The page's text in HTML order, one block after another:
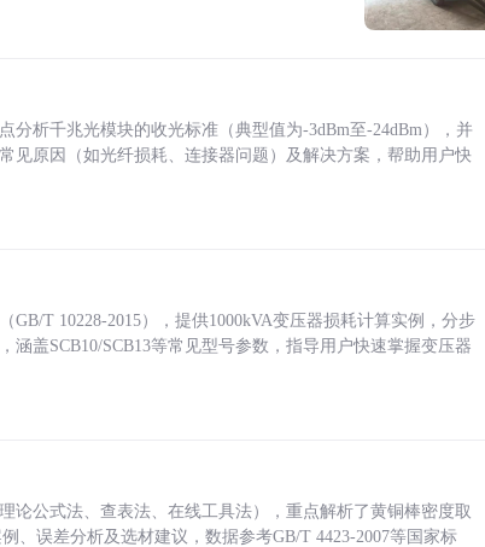
析千兆光模块的收光标准（典型值为-3dBm至-24dBm），并
见原因（如光纤损耗、连接器问题）及解决方案，帮助用户快
T 10228-2015），提供1000kVA变压器损耗计算实例，分步
盖SCB10/SCB13等常见型号参数，指导用户快速掌握变压器
论公式法、查表法、在线工具法），重点解析了黄铜棒密度取
、误差分析及选材建议，数据参考GB/T 4423-2007等国家标